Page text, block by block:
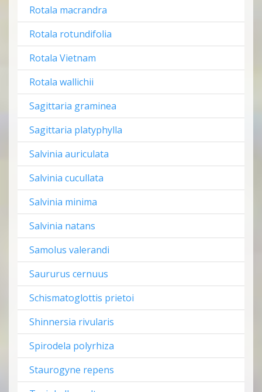
Rotala macrandra
Rotala rotundifolia
Rotala Vietnam
Rotala wallichii
Sagittaria graminea
Sagittaria platyphylla
Salvinia auriculata
Salvinia cucullata
Salvinia minima
Salvinia natans
Samolus valerandi
Saururus cernuus
Schismatoglottis prietoi
Shinnersia rivularis
Spirodela polyrhiza
Staurogyne repens